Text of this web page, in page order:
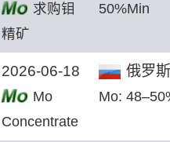
求购钼
精矿
50%Min
2026-06-18 俄罗
Mo
Concentrate
Mo: